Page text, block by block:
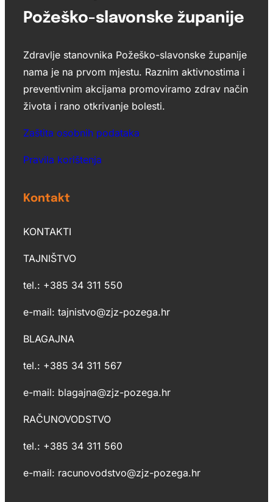
Požeško-slavonske županije
Zdravlje stanovnika Požeško-slavonske županije
nama je na prvom mjestu. Raznim aktivnostima i
preventivnim akcijama promoviramo zdrav način
života i rano otkrivanje bolesti.
Zaštita osobnih podataka
Pravila korištenja
Kontakt
KONTAKTI
TAJNIŠTVO
tel.: +385 34 311 550
e-mail: tajnistvo@zjz-pozega.hr
BLAGAJNA
tel.: +385 34 311 567
e-mail: blagajna@zjz-pozega.hr
RAČUNOVODSTVO
tel.: +385 34 311 560
e-mail: racunovodstvo@zjz-pozega.hr